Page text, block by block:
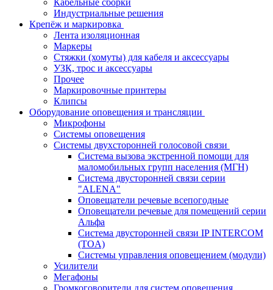
Кабельные сборки
Индустриальные решения
Крепёж и маркировка
Лента изоляционная
Маркеры
Стяжки (хомуты) для кабеля и аксессуары
УЗК, трос и аксессуары
Прочее
Маркировочные принтеры
Клипсы
Оборудование оповещения и трансляции
Микрофоны
Системы оповещения
Системы двухсторонней голосовой связи
Система вызова экстренной помощи для
маломобильных групп населения (МГН)
Система двусторонней связи серии
"ALENA"
Оповещатели речевые всепогодные
Оповещатели речевые для помещений серии
Альфа
Система двусторонней связи IP INTERCOM
(TOA)
Системы управления оповещением (модули)
Усилители
Мегафоны
Громкоговорители для систем оповещения